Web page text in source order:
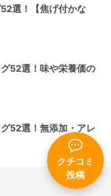
クチコミ
投稿
選！【焦げ付かな
52選！味や栄養価の
52選！無添加・アレ